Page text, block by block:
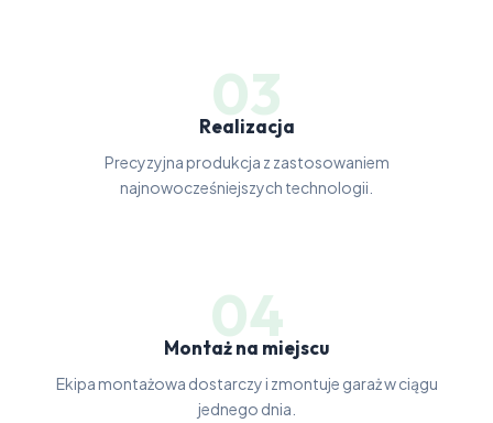
03
Realizacja
Precyzyjna produkcja z zastosowaniem
najnowocześniejszych technologii.
04
Montaż na miejscu
Ekipa montażowa dostarczy i zmontuje garaż w ciągu
jednego dnia.